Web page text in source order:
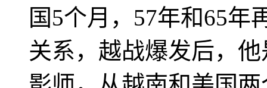
国5个月，57年和65年
关系，越战爆发后，